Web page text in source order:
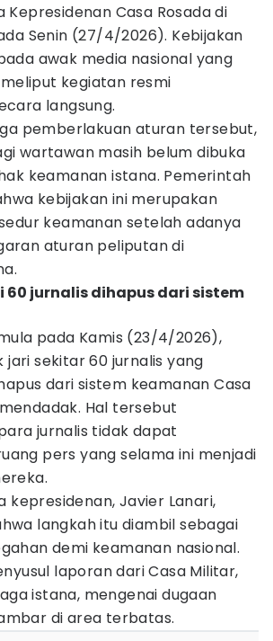
Kepresidenan Casa Rosada di
Senin (27/4/2026). Kebijakan
awak media nasional yang
kegiatan resmi
langsung.
pemberlakuan aturan tersebut,
wartawan masih belum dibuka
keamanan istana. Pemerintah
kebijakan ini merupakan
keamanan setelah adanya
aturan peliputan di
60 jurnalis dihapus dari sistem
pada Kamis (23/4/2026),
jari sekitar 60 jurnalis yang
dari sistem keamanan Casa
Hal tersebut
jurnalis tidak dapat
pers yang selama ini menjadi
kepresidenan, Javier Lanari,
langkah itu diambil sebagai
demi keamanan nasional.
laporan dari Casa Militar,
istana, mengenai dugaan
di area terbatas.